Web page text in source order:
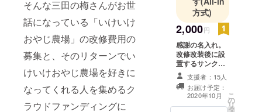
そんな三田の梅さんがお世
話になっている「いけいけ
おやじ農場」の改修費用の
募集と、そのリターンでい
けいけおやじ農場を好きに
なってくれる人を集めるク
ラウドファンディングに
方式)
2,000円
感謝の名入れ。
改修改装後に設
置するサンクス
プレートにご指
定のお名前を入
れさせてもらい
ます。 個人名、
会社名、店名、
支援者：15人
お届け予定：
2020年10月
こ
の
リ
タ